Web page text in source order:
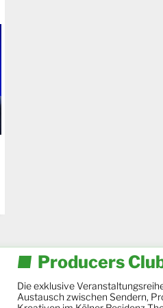
Producers
Die exklusive
Austausch zwischen Sendern,